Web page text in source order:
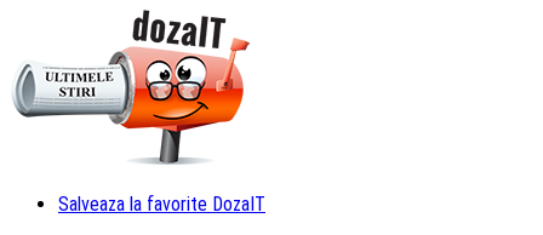
Salveaza la favorite DozaIT